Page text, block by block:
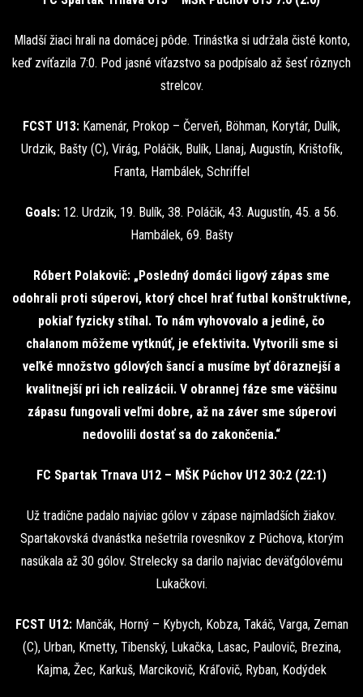
Mladší žiaci hrali na domácej pôde. Trinástka si udržala čisté konto,
keď zvíťazila 7:0. Pod jasné víťazstvo sa podpísalo až šesť rôznych
strelcov.
FCST U13: Kamenár, Prokop – Červeň, Böhman, Korytár, Dulík,
Urdzik, Bašty (C), Virág, Poláčik, Bulík, Llanaj, Augustín, Krištofík,
Franta, Hambálek, Schriffel
Goals: 12. Urdzik, 19. Bulík, 38. Poláčik, 43. Augustín, 45. a 56.
Hambálek, 69. Bašty
Róbert Polakovič: „Posledný domáci ligový zápas sme
odohrali proti súperovi, ktorý chcel hrať futbal konštruktívne,
pokiaľ fyzicky stíhal. To nám vyhovovalo a jediné, čo
chalanom môžeme vytknúť, je efektivita. Vytvorili sme si
veľké množstvo gólových šancí a musíme byť dôraznejší a
kvalitnejší pri ich realizácii. V obrannej fáze sme väčšinu
zápasu fungovali veľmi dobre, až na záver sme súperovi
nedovolili dostať sa do zakončenia.“
FC Spartak Trnava U12 – MŠK Púchov U12 30:2 (22:1)
Už tradične padalo najviac gólov v zápase najmladších žiakov.
Spartakovská dvanástka nešetrila rovesníkov z Púchova, ktorým
nasúkala až 30 gólov. Strelecky sa darilo najviac deväťgólovému
Lukačkovi.
FCST U12: Mančák, Horný – Kybych, Kobza, Takáč, Varga, Zeman
(C), Urban, Kmetty, Tibenský, Lukačka, Lasac, Paulovič, Brezina,
Kajma, Žec, Karkuš, Marcikovič, Kráľovič, Ryban, Kodýdek